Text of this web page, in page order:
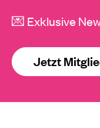
💌 Exklusive
Jetzt